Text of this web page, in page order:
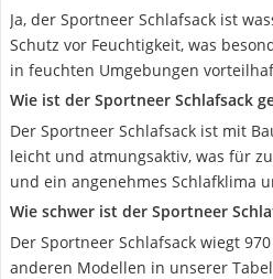
Ja, der Sportneer Schlafsack ist
Schutz vor Feuchtigkeit, was
in feuchten Umgebungen
Wie ist der Sportneer Schlafsack
Der Sportneer Schlafsack ist mit
leicht und atmungsaktiv, was für
und ein angenehmes Schlafklima
Wie schwer ist der Sportneer
Der Sportneer Schlafsack wiegt
anderen Modellen in unserer